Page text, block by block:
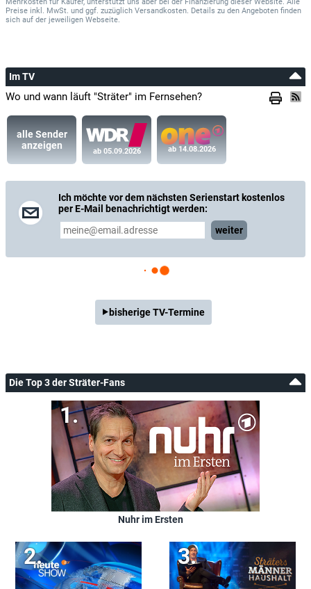
Preise inkl. MwSt. und ggf. zuzüglich Versandkosten. Details zu den Angeboten finden
sich auf der jeweiligen Webseite.
Im TV
Wo und wann läuft "Sträter" im Fernsehen?
alle Sender
anzeigen
ab 05.09.2026 ab 14.08.2026
Ich möchte vor dem nächsten Serienstart kostenlos
per E-Mail benachrichtigt werden:
weiter
bisherige TV-Termine
Die Top 3 der Sträter-Fans
Nuhr im Ersten